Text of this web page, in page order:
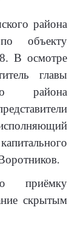
района
объекту
В осмотре
главы
района
приёмку
скрытым